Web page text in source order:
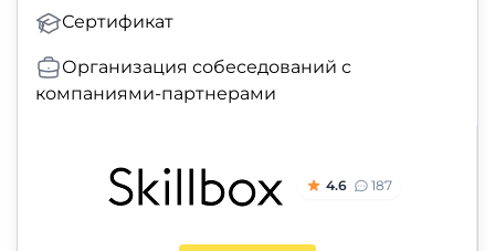
Сертификат
Организация собеседований с
компаниями-партнерами
4.6 187